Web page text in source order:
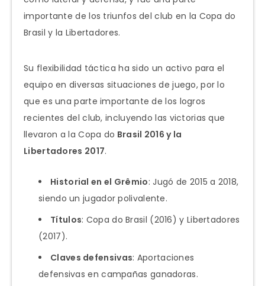
importante de los triunfos del club en la Copa do
Brasil y la Libertadores.
Su flexibilidad táctica ha sido un activo para el
equipo en diversas situaciones de juego, por lo
que es una parte importante de los logros
recientes del club, incluyendo las victorias que
llevaron a la Copa do Brasil 2016 y la
Libertadores 2017.
Historial en el Grêmio: Jugó de 2015 a 2018,
siendo un jugador polivalente.
Títulos: Copa do Brasil (2016) y Libertadores
(2017).
Claves defensivas: Aportaciones
defensivas en campañas ganadoras.